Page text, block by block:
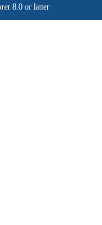
8.0 or latter